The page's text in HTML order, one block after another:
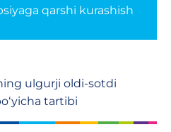
qarshi kurashish
ulgurji oldi-sotdi
tartibi